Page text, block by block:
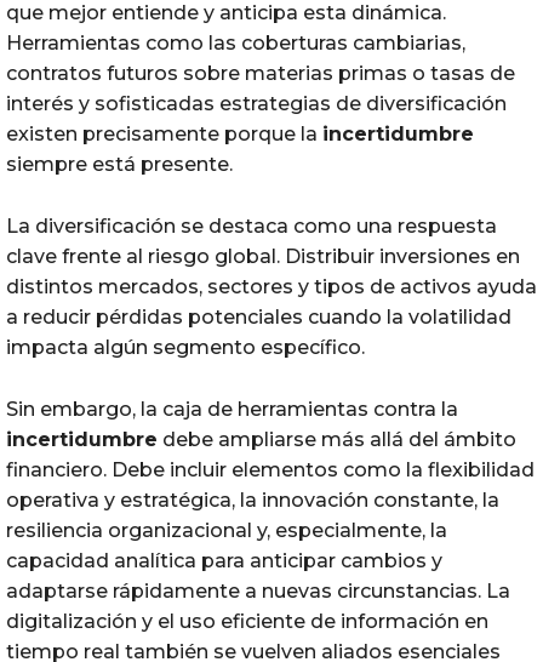
que mejor entiende y anticipa esta dinámica.
Herramientas como las coberturas cambiarias,
contratos futuros sobre materias primas o tasas de
interés y sofisticadas estrategias de diversificación
existen precisamente porque la incertidumbre
siempre está presente.
La diversificación se destaca como una respuesta
clave frente al riesgo global. Distribuir inversiones en
distintos mercados, sectores y tipos de activos ayuda
a reducir pérdidas potenciales cuando la volatilidad
impacta algún segmento específico.
Sin embargo, la caja de herramientas contra la
incertidumbre debe ampliarse más allá del ámbito
financiero. Debe incluir elementos como la flexibilidad
operativa y estratégica, la innovación constante, la
resiliencia organizacional y, especialmente, la
capacidad analítica para anticipar cambios y
adaptarse rápidamente a nuevas circunstancias. La
digitalización y el uso eficiente de información en
tiempo real también se vuelven aliados esenciales